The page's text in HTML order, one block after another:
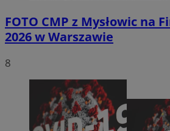
FOTO CMP z Mysłowic na
2026 w Warszawie
8